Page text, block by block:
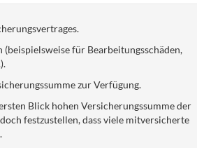
für Bearbeitungsschäden,
zur Verfügung.
Blick hohen Versicherungssumme der
festzustellen, dass viele mitversicherte